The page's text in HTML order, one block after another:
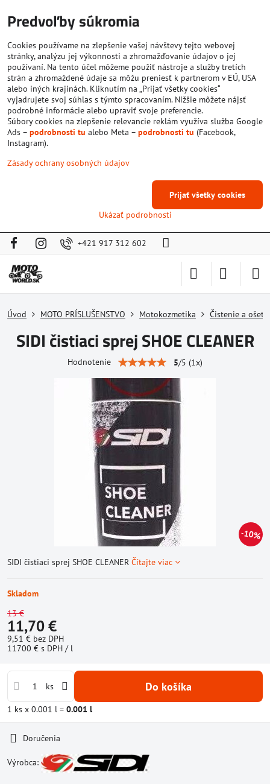
+421 917 312 602
10%
Úvod MOTO PRÍSLUŠENSTVO Motokozmetika Čistenie a
SIDI čistiaci sprej SHOE CLEANER
Hodnotenie 5/5 (1x)
SIDI čistiaci sprej SHOE CLEANER Čítajte viac
Skladom
13 €
11,70 €
9,51 € bez DPH
11700 € s DPH / l
ks Do košíka
1 ks x 0.001 l = 0.001 l
Doručenia
Výrobca:
Predvoľby súkromia
Cookies používame na zlepšenie vašej návštevy tejto webovej
stránky, analýzu jej výkonnosti a zhromažďovanie údajov o jej
používaní. Na tento účel môžeme použiť nástroje a služby tretích
strán a zhromaždené údaje sa môžu preniesť k partnerom v EÚ, USA
alebo iných krajinách. Kliknutím na „Prijať všetky cookies“
vyjadrujete svoj súhlas s týmto spracovaním. Nižšie môžete nájsť
podrobné informácie alebo upraviť svoje preferencie.
Súbory cookies na zlepšenie relevancie reklám využíva služba Google
Ads – podrobnosti tu alebo Meta – podrobnosti tu (Facebook,
Instagram).
Zásady ochrany osobných údajov
Ukázať podrobnosti
Prijať všetky cookies